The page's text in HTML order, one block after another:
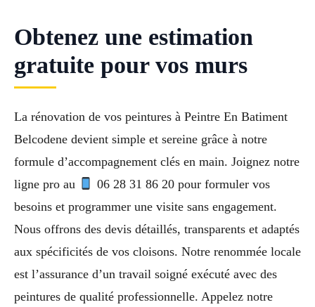
Obtenez une estimation
gratuite pour vos murs
La rénovation de vos peintures à Peintre En Batiment
Belcodene devient simple et sereine grâce à notre
formule d’accompagnement clés en main. Joignez notre
ligne pro au
06 28 31 86 20 pour formuler vos
besoins et programmer une visite sans engagement.
Nous offrons des devis détaillés, transparents et adaptés
aux spécificités de vos cloisons. Notre renommée locale
est l’assurance d’un travail soigné exécuté avec des
peintures de qualité professionnelle. Appelez notre